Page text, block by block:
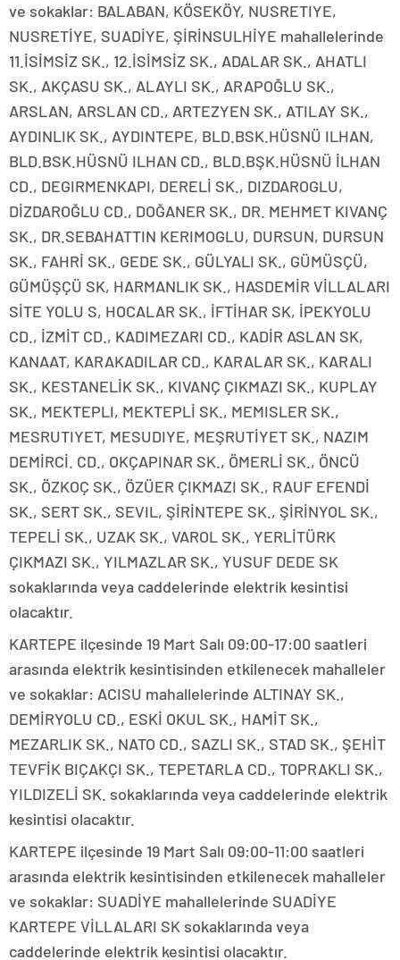
ve sokaklar: BALABAN, KÖSEKÖY, NUSRETIYE,
NUSRETİYE, SUADİYE, ŞİRİNSULHİYE mahallelerinde
11.İSİMSİZ SK., 12.İSİMSİZ SK., ADALAR SK., AHATLI
SK., AKÇASU SK., ALAYLI SK., ARAPOĞLU SK.,
ARSLAN, ARSLAN CD., ARTEZYEN SK., ATILAY SK.,
AYDINLIK SK., AYDINTEPE, BLD.BSK.HÜSNÜ ILHAN,
BLD.BSK.HÜSNÜ ILHAN CD., BLD.BŞK.HÜSNÜ İLHAN
CD., DEGIRMENKAPI, DERELİ SK., DIZDAROGLU,
DİZDAROĞLU CD., DOĞANER SK., DR. MEHMET KIVANÇ
SK., DR.SEBAHATTIN KERIMOGLU, DURSUN, DURSUN
SK., FAHRİ SK., GEDE SK., GÜLYALI SK., GÜMÜSÇÜ,
GÜMÜŞÇÜ SK, HARMANLIK SK., HASDEMİR VİLLALARI
SİTE YOLU S, HOCALAR SK., İFTİHAR SK, İPEKYOLU
CD., İZMİT CD., KADIMEZARI CD., KADİR ASLAN SK,
KANAAT, KARAKADILAR CD., KARALAR SK., KARALI
SK., KESTANELİK SK., KIVANÇ ÇIKMAZI SK., KUPLAY
SK., MEKTEPLI, MEKTEPLİ SK., MEMISLER SK.,
MESRUTIYET, MESUDIYE, MEŞRUTİYET SK., NAZIM
DEMİRCİ. CD., OKÇAPINAR SK., ÖMERLİ SK., ÖNCÜ
SK., ÖZKOÇ SK., ÖZÜER ÇIKMAZI SK., RAUF EFENDİ
SK., SERT SK., SEVIL, ŞİRİNTEPE SK., ŞİRİNYOL SK.,
TEPELİ SK., UZAK SK., VAROL SK., YERLİTÜRK
ÇIKMAZI SK., YILMAZLAR SK., YUSUF DEDE SK
sokaklarında veya caddelerinde elektrik kesintisi
olacaktır.
KARTEPE ilçesinde 19 Mart Salı 09:00-17:00 saatleri
arasında elektrik kesintisinden etkilenecek mahalleler
ve sokaklar: ACISU mahallelerinde ALTINAY SK.,
DEMİRYOLU CD., ESKİ OKUL SK., HAMİT SK.,
MEZARLIK SK., NATO CD., SAZLI SK., STAD SK., ŞEHİT
TEVFİK BIÇAKÇI SK., TEPETARLA CD., TOPRAKLI SK.,
YILDIZELİ SK. sokaklarında veya caddelerinde elektrik
kesintisi olacaktır.
KARTEPE ilçesinde 19 Mart Salı 09:00-11:00 saatleri
arasında elektrik kesintisinden etkilenecek mahalleler
ve sokaklar: SUADİYE mahallelerinde SUADİYE
KARTEPE VİLLALARI SK sokaklarında veya
caddelerinde elektrik kesintisi olacaktır.